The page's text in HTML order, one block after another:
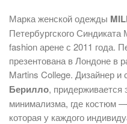
Марка женской одежды
Петербургского
fashion арене с 2011 года.
презентована в Лондоне в
Martins College. Дизайнер и
Берилло, придерживается
минимализма, где костюм
которая у каждого